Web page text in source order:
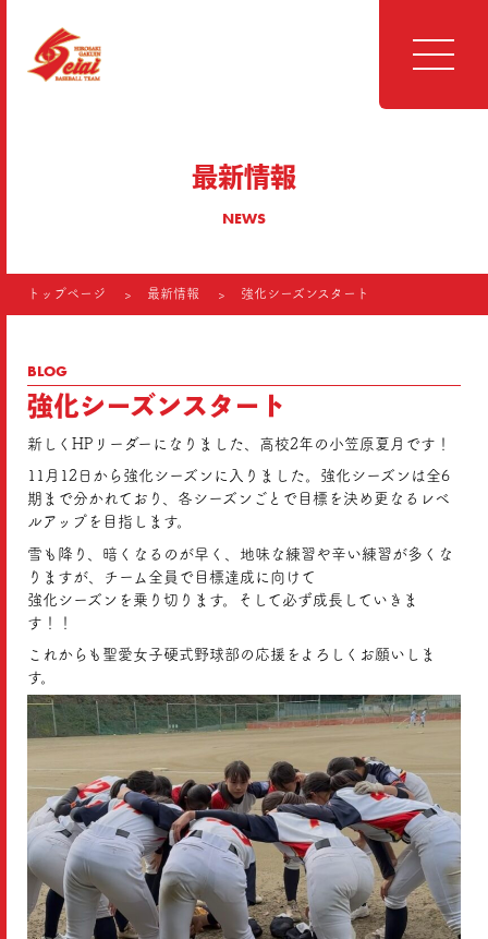
最新情報
NEWS
トップページ 最新情報 強化シーズンスタート
BLOG
強化シーズンスタート
新しくHPリーダーになりました、高校2年の小笠原夏月です！
11月12日から強化シーズンに入りました。強化シーズンは全6
期まで分かれており、各シーズンごとで目標を決め更なるレベ
ルアップを目指します。
雪も降り、暗くなるのが早く、地味な練習や辛い練習が多くな
りますが、チーム全員で目標達成に向けて
強化シーズンを乗り切ります。そして必ず成長していきま
す！！
これからも聖愛女子硬式野球部の応援をよろしくお願いしま
す。